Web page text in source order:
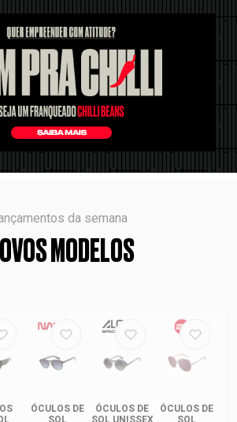
da semana
MODELOS
ÓCULOS DE
ÓCULOS DE
ÓCULOS DE